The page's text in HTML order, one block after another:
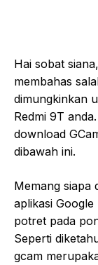
Hai sobat
membahas
dimungkinkan
Redmi 9T
download
dibawah ini.
Memang siapa
aplikasi
potret pada
Seperti
gcam